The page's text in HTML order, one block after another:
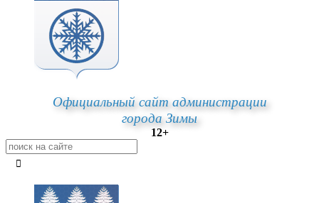
Официальный сайт администрации
города Зимы
12+